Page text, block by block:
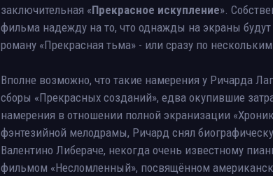
заключительная «Прекрасное искупление».
фильма надежду на то, что однажды на экраны
роману «Прекрасная тьма» - или сразу по
Вполне возможно, что такие намерения у Ричарда
сборы «Прекрасных созданий», едва окупившие
намерения в отношении полной экранизации
фэнтезийной мелодрамы, Ричард снял
Валентино Либераче, некогда очень известному
фильмом «Несломленный», посвящённом